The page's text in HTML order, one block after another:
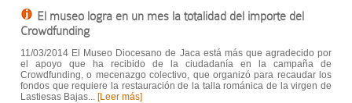
El museo logra en un mes la totalidad del importe del
Crowdfunding
11/03/2014 El Museo Diocesano de Jaca está más que agradecido por
el apoyo que ha recibido de la ciudadanía en la campaña de
Crowdfunding, o mecenazgo colectivo, que organizó para recaudar los
fondos que requiere la restauración de la talla románica de la virgen de
Lastiesas Bajas... [Leer más]